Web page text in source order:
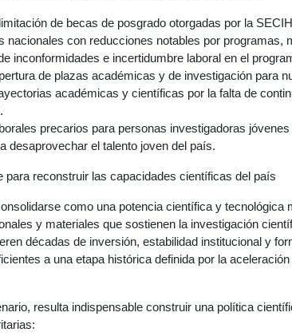
de becas de posgrado otorgadas por la
nacionales con reducciones notables por programas,
inconformidades e incertidumbre laboral en el
de plazas académicas y de investigación para
académicas y científicas por la falta de
precarios para personas investigadoras
desaprovechar el talento joven del país.
para reconstruir las capacidades científicas del país
como una potencia científica y tecnológica
y materiales que sostienen la investigación
décadas de inversión, estabilidad institucional y
a una etapa histórica definida por la
resulta indispensable construir una política